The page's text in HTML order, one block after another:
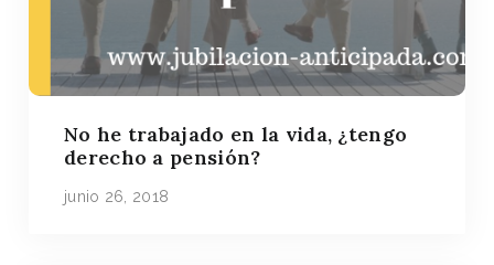
No he trabajado en la vida, ¿tengo
derecho a pensión?
junio 26, 2018